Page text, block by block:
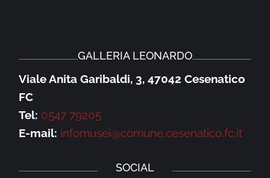
GALLERIA LEONARDO
Viale Anita Garibaldi, 3, 47042 Cesenatico
FC
Tel: 0547 79205
E-mail: infomusei@comune.cesenatico.fc.it
SOCIAL